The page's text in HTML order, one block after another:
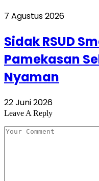
7 Agustus 2026
Sidak RSUD
Pamekasan
Nyaman
22 Juni 2026
Leave A Reply